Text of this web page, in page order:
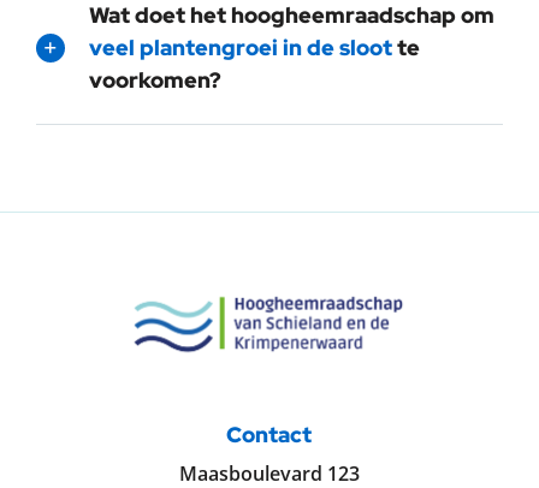
Wat doet het hoogheemraadschap om
veel plantengroei in de slootte
voorkomen?
Contact
Maasboulevard 123